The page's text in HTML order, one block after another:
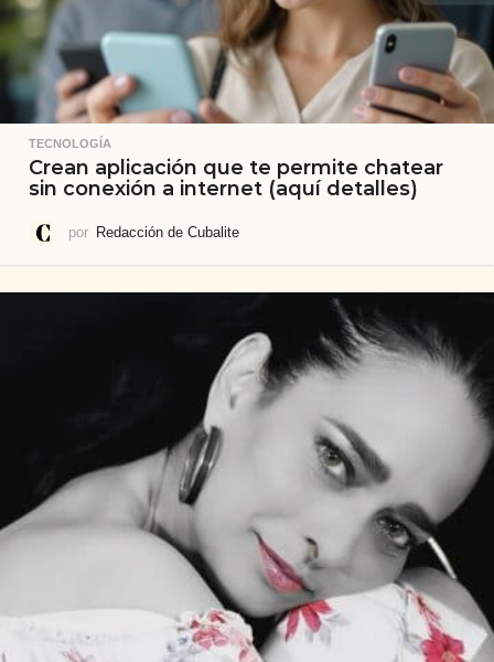
TECNOLOGÍA
Crean aplicación que te permite chatear
sin conexión a internet (aquí detalles)
por Redacción de Cubalite